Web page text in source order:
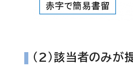
（2）該当者のみが